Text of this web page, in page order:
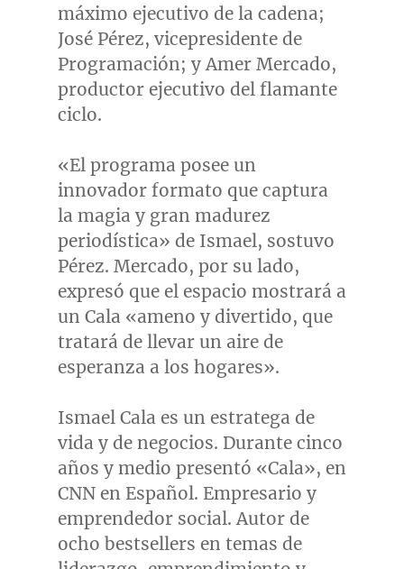
máximo ejecutivo de la cadena;
José Pérez, vicepresidente de
Programación; yAmer Mercado,
productor ejecutivo del flamante
ciclo.
«El programa posee un
innovador formato que captura
la magia y gran madurez
periodística» de Ismael, sostuvo
Pérez. Mercado, por su lado,
expresó que el espacio mostrará a
un Cala «ameno y divertido, que
tratará de llevar un aire de
esperanza a los hogares».
Ismael Cala es un estratega de
vida y de negocios. Durante cinco
años y medio presentó «Cala», en
CNN en Español. Empresario y
emprendedor social.Autor de
ocho bestsellers en temas de